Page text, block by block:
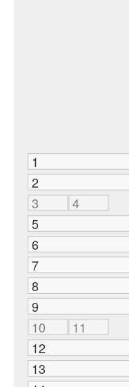
1
2
3
4
5
6
7
8
9
10
11
12
13